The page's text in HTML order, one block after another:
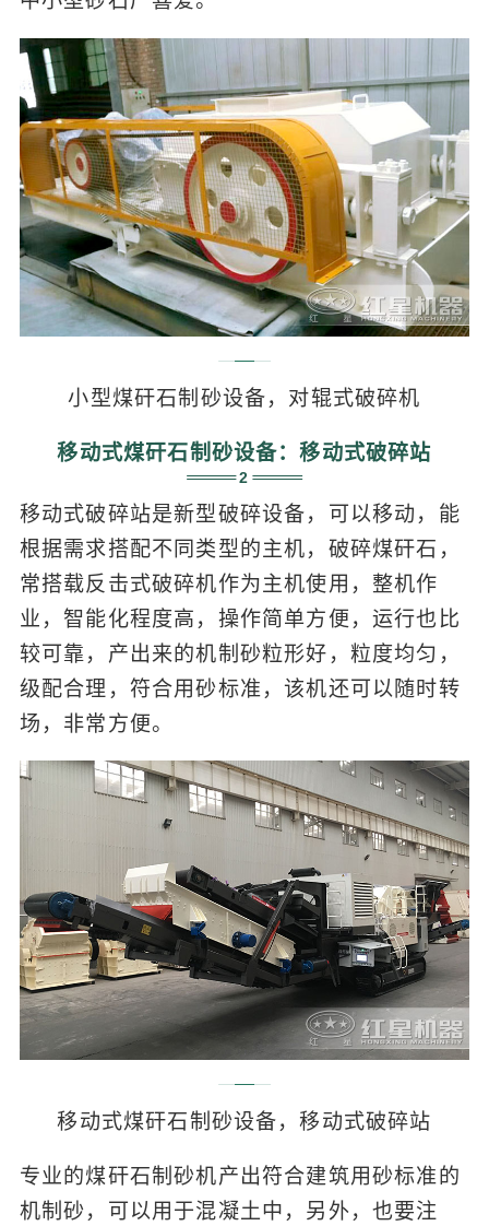
小型煤矸石制砂设备，对辊式破碎机
2
移动式煤矸石制砂设备：移动式破碎站
移动式破碎站是新型破碎设备，可以移动，能
根据需求搭配不同类型的主机，破碎煤矸石，
常搭载反击式破碎机作为主机使用，整机作
业，智能化程度高，操作简单方便，运行也比
较可靠，产出来的机制砂粒形好，粒度均匀，
级配合理，符合用砂标准，该机还可以随时转
场，非常方便。
移动式煤矸石制砂设备，移动式破碎站
专业的煤矸石制砂机产出符合建筑用砂标准的
机制砂，可以用于混凝土中，另外，也要注